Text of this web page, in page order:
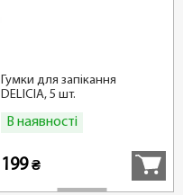
Гумки для запікання
DELICIA, 5 шт.
В наявності
199₴